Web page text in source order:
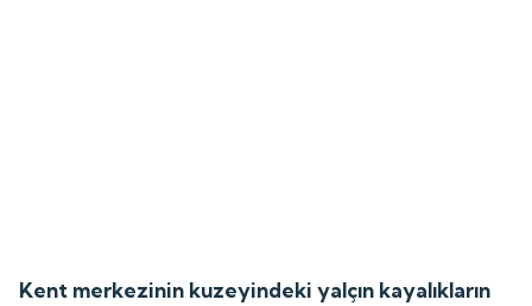
Kent merkezinin kuzeyindeki yalçın kayalıkların